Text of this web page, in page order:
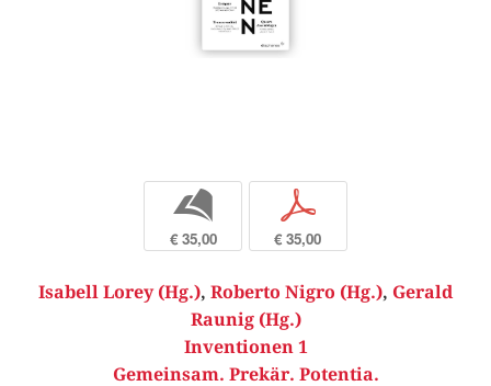
b
€ 35,00
p
€ 35,00
Isabell Lorey (Hg.), Roberto Nigro (Hg.), Gerald
Raunig (Hg.)
Inventionen 1
Gemeinsam. Prekär. Potentia.